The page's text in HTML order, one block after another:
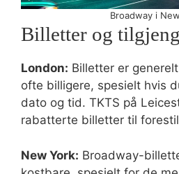
Broadway i
Billetter og
London: Billetter er
ofte billigere, spesielt hvis
dato og tid. TKTS på
rabatterte billetter til
New York: Broadway-